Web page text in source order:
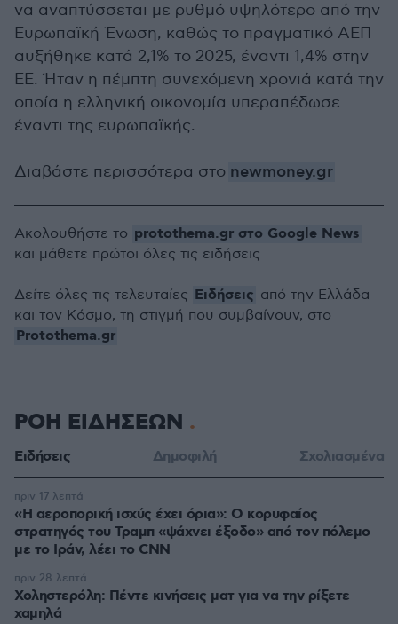
να αναπτύσσεται με ρυθμό υψηλότερο από την
Ευρωπαϊκή Ένωση, καθώς το πραγματικό ΑΕΠ
αυξήθηκε κατά 2,1% το 2025, έναντι 1,4% στην
ΕΕ. Ήταν η πέμπτη συνεχόμενη χρονιά κατά την
οποία η ελληνική οικονομία υπεραπέδωσε
έναντι της ευρωπαϊκής.
Διαβάστε περισσότερα στο newmoney.gr
Ακολουθήστε το protothema.gr στο Google News
και μάθετε πρώτοι όλες τις ειδήσεις
Δείτε όλες τις τελευταίες Ειδήσεις από την Ελλάδα
και τον Κόσμο, τη στιγμή που συμβαίνουν, στο
Protothema.gr
ΡΟΗ ΕΙΔΗΣΕΩΝ
Ειδήσεις Δημοφιλή Σχολιασμένα
«Η αεροπορική ισχύς έχει όρια»: Ο κορυφαίος
στρατηγός του Τραμπ «ψάχνει έξοδο» από τον πόλεμο
με το Ιράν, λέει το CNN
πριν 17 λεπτά
Χοληστερόλη: Πέντε κινήσεις ματ για να την ρίξετε
χαμηλά
πριν 28 λεπτά